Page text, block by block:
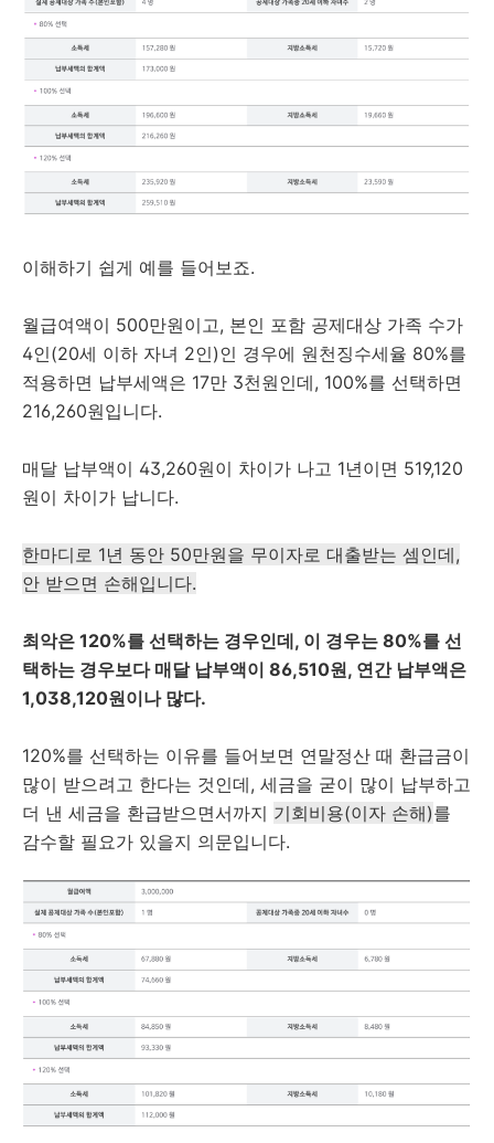
이해하기 쉽게 예를 들어보죠.
월급여액이 500만원이고, 본인 포함 공제대상 가족 수가
4인(20세 이하 자녀 2인)인 경우에 원천징수세율 80%를
적용하면 납부세액은 17만 3천원인데, 100%를 선택하면
216,260원입니다.
매달 납부액이 43,260원이 차이가 나고 1년이면 519,120
원이 차이가 납니다.
한마디로 1년 동안 50만원을 무이자로 대출받는 셈인데,
안 받으면 손해입니다.
최악은 120%를 선택하는 경우인데, 이 경우는 80%를 선
택하는 경우보다 매달 납부액이 86,510원, 연간 납부액은
1,038,120원이나 많다.
120%를 선택하는 이유를 들어보면 연말정산 때 환급금이
많이 받으려고 한다는 것인데, 세금을 굳이 많이 납부하고
더 낸 세금을 환급받으면서까지 기회비용(이자 손해)를
감수할 필요가 있을지 의문입니다.